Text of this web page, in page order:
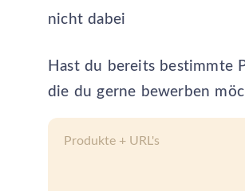
nicht dabei
Hast du bereits bestimmte
die du gerne bewerben